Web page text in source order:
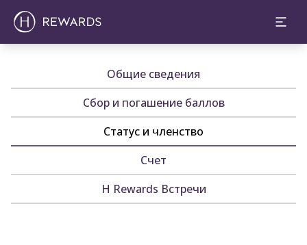
Общие сведения
Сбор и погашение баллов
Статус и членство
Счет
H Rewards Встречи